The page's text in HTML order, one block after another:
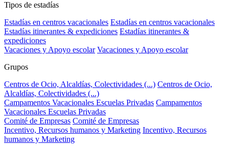
Tipos de estadías
Estadías en centros vacacionales Estadías en centros vacacionales
Estadías itinerantes & expediciones Estadías itinerantes &
expediciones
Vacaciones y Apoyo escolar Vacaciones y Apoyo escolar
Grupos
Centros de Ocio, Alcaldías, Colectividades (...) Centros de Ocio,
Alcaldías, Colectividades (...)
Campamentos Vacacionales Escuelas Privadas Campamentos
Vacacionales Escuelas Privadas
Comité de Empresas Comité de Empresas
Incentivo, Recursos humanos y Marketing Incentivo, Recursos
humanos y Marketing